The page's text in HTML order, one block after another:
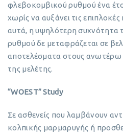
φλεβοκομβικού ρυθμού ένα
χωρίς να αυξάνει τις
αυτά, η υψηλότερη συχνότητα
ρυθμού δε μεταφράζεται σε
αποτελέσματα στους ανωτέρω
της μελέτης.
“WOEST” Study
Σε ασθενείς που λαμβάνουν
κολπικής μαρμαρυγής ή